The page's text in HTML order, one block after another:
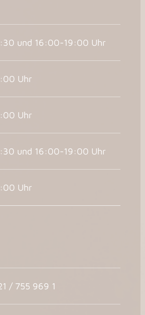
und 16:00-19:00 Uhr
Uhr
Uhr
und 16:00-19:00 Uhr
Uhr
/ 755 969 1